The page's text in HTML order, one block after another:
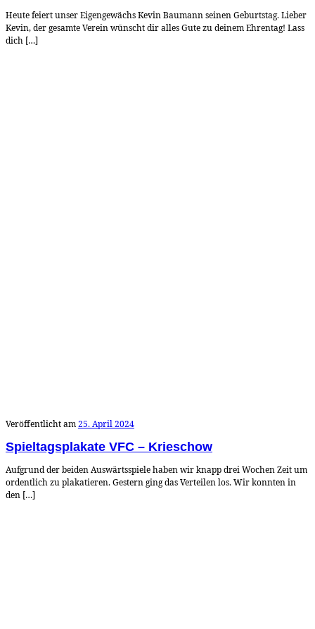
Heute feiert unser Eigengewächs Kevin Baumann seinen Geburtstag. Lieber
Kevin, der gesamte Verein wünscht dir alles Gute zu deinem Ehrentag! Lass
dich […]
Veröffentlicht am25. April 2024
Spieltagsplakate VFC – Krieschow
Aufgrund der beiden Auswärtsspiele haben wir knapp drei Wochen Zeit um
ordentlich zu plakatieren. Gestern ging das Verteilen los. Wir konnten in
den […]